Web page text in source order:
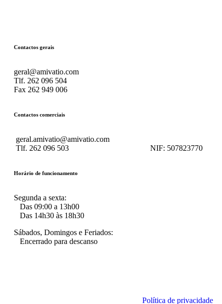
Contactos gerais
geral@amivatio.com
Tlf. 262 096 504
Fax 262 949 006
Contactos comerciais
geral.amivatio@amivatio.com
Tlf. 262 096 503 NIF: 507823770
Horário de funcionamento
Segunda a sexta:
Das 09:00 a 13h00
Das 14h30 às 18h30
Sábados, Domingos e Feriados:
Encerrado para descanso
Política de privacidade